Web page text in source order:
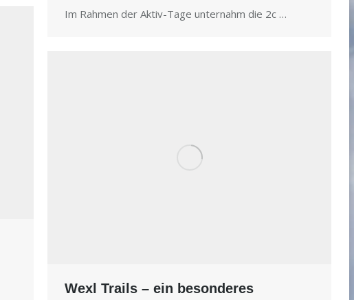
Im Rahmen der Aktiv-Tage unternahm die 2c …
Wexl Trails – ein besonderes